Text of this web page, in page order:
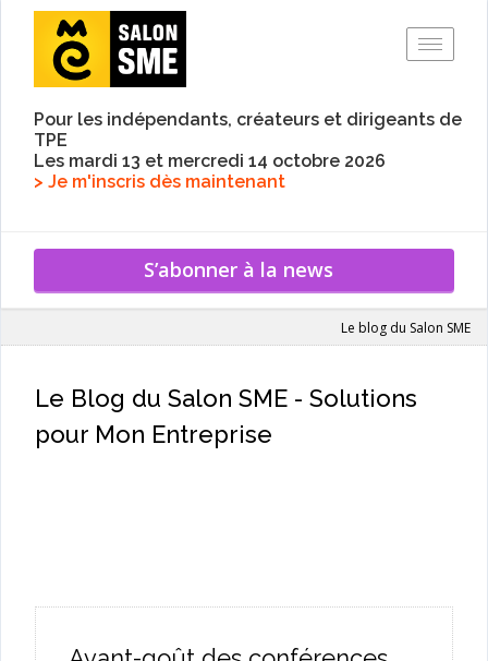
Pour les indépendants, créateurs et dirigeants de
TPE
Les mardi 13 et mercredi 14 octobre 2026
> Je m'inscris dès maintenant
S’abonner à la news
Le blog du Salon SME
Le Blog du Salon SME - Solutions
pour Mon Entreprise